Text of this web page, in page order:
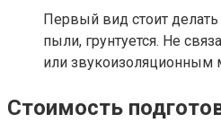
Первый вид стоит
пыли, грунтуется. Не
или звукоизоляционным
Стоимость